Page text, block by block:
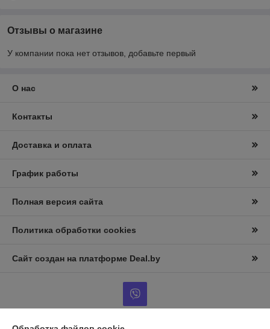
Отзывы о магазине
У компании пока нет отзывов, добавьте первый
О нас
Контакты
Доставка и оплата
График работы
Полная версия сайта
Политика обработки cookies
Сайт создан на платформе Deal.by